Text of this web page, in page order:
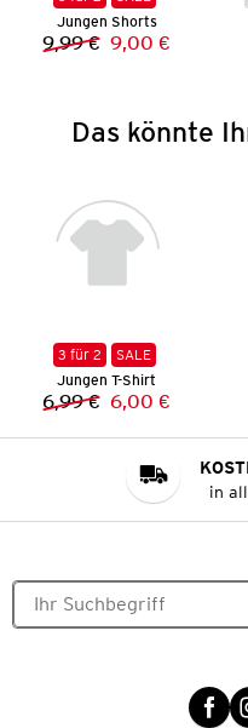
Jungen Shorts
Vorheriger
9,99 € Neuer Preis:
9,00 €
Das könnte
3 für 2
SALE
Jungen T-Shirt
Vorheriger Preis:
6,99 € Neuer Preis:
6,00 €
in